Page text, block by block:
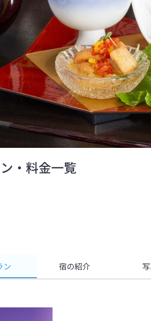
・料金一覧
ン 宿の紹介